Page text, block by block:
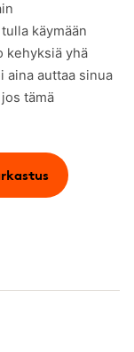
käymään
kehyksiä yhä
aina auttaa sinua
tämä